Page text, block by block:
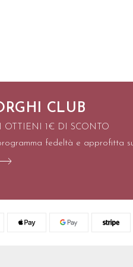
CLUB
OTTIENI 1€ DI SCONTO
fedeltà e approfitta